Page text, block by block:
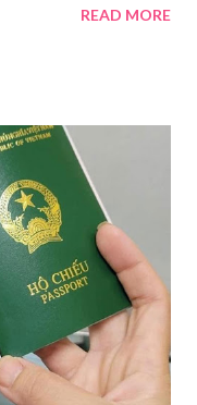
KH-SYT về việc
Để chấn chỉnh, Sở Y
và chính quyền địa
này, Phòng Nghiệp
lập Tổ công tác
Công an TP HCM vừa
phẩm giả quy mô
ở phường Tân Tạo.
READ MORE